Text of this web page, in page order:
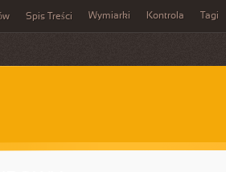
Spis Treści Wymiarki Kontrola Tagi